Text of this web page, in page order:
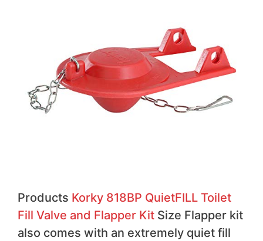
Products Korky 818BP QuietFILL Toilet
Fill Valve and Flapper Kit Size Flapper kit
also comes with an extremely quiet fill